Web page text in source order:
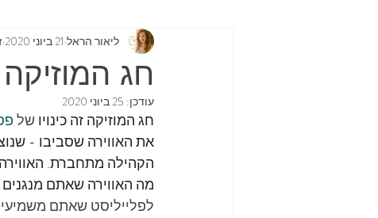
מוצצים למידה
תקשורת
חופש גדול
חג המוזיקה
ליאור הראל 21 ביוני 2020
עודכן: 25 ביוני 2020
חג המוזיקה זה כינויו של
את האווירה שסביבו -
הקהילה מתחברת.
מה האווירה שאתם
לפלייליסט שאתם